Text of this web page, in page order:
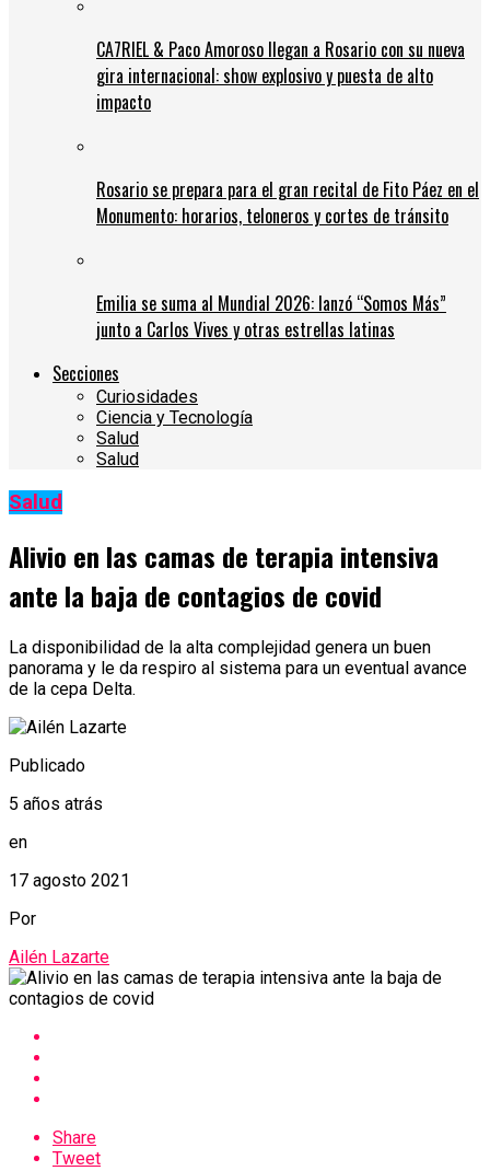
CA7RIEL & Paco Amoroso llegan a Rosario con su nueva
gira internacional: show explosivo y puesta de alto
impacto
Rosario se prepara para el gran recital de Fito Páez en el
Monumento: horarios, teloneros y cortes de tránsito
Emilia se suma al Mundial 2026: lanzó “Somos Más”
junto a Carlos Vives y otras estrellas latinas
Secciones
Curiosidades
Ciencia y Tecnología
Salud
Salud
Salud
Alivio en las camas de terapia intensiva
ante la baja de contagios de covid
La disponibilidad de la alta complejidad genera un buen
panorama y le da respiro al sistema para un eventual avance
de la cepa Delta.
Publicado
5 años atrás
en
17 agosto 2021
Por
Ailén Lazarte
Share
Tweet